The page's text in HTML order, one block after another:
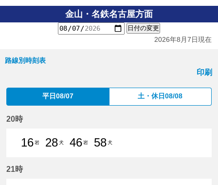
金山・名鉄名古屋方面
日付の変更
2026年8月7日現在
路線別時刻表
印刷
平日08/07 土・休日08/08
20時
16岩
28犬
46岩
58犬
21時